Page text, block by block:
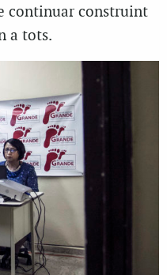
continuar construint
a tots.